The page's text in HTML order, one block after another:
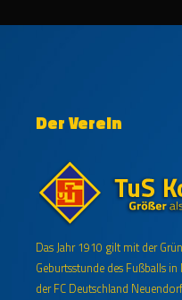
Der Verein
Das Jahr 1910 gilt mit der
Geburtsstunde des Fußballs
der FC Deutschland